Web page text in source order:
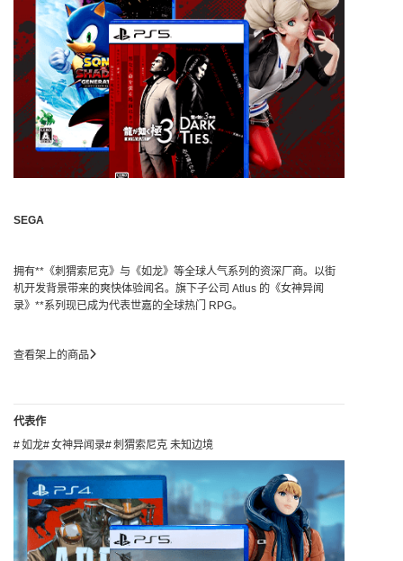
SEGA
拥有**《刺猬索尼克》与《如龙》等全球人气系列的资深厂商。以街
机开发背景带来的爽快体验闻名。旗下子公司 Atlus 的《女神异闻
录》**系列现已成为代表世嘉的全球热门 RPG。
查看架上的商品
代表作
如龙
女神异闻录 刺猬索尼克 未知边境